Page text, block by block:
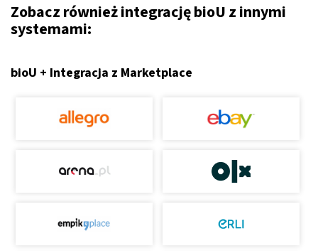
Zobacz również integrację bioU z innymi
systemami:
bioU + Integracja z Marketplace